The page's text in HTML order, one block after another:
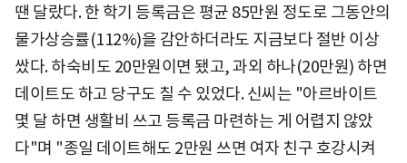
땐 달랐다. 한 학기 등록금은 평균 85만원 정도로 그동안의
물가상승률(112%)을 감안하더라도 지금보다 절반 이상
쌌다. 하숙비도 20만원이면 됐고, 과외 하나(20만원) 하면
데이트도 하고 당구도 칠 수 있었다. 신씨는 "아르바이트
몇 달 하면 생활비 쓰고 등록금 마련하는 게 어렵지 않았
다"며 "종일 데이트해도 2만원 쓰면 여자 친구 호강시켜